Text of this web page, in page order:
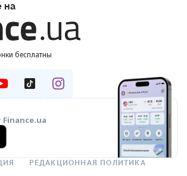
на
бесплатны
РЕДАКЦИОННАЯ ПОЛИТИКА